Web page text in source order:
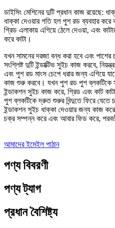
ডাইসিং মেশিনের দুটি প্রধান কাজ রয়েছে:
ধাক্কা দেওয়ার গতি হল পুশ রড ব্যবহার করে
গ্রিড এলাকায় এগিয়ে ঠেলে দেওয়া, এবং
করে কাটা।
যখন সামনের দরজা বন্ধ করা হবে এবং পাশের
সংশ্লিষ্ট দুটি ইন্ডাক্টিভ সুইচ কাজ করবে,
এবং পুশ রড মাংস চেপে ধরার জন্য এগিয়ে
কাজ শুরু করবে। যখন পুশ রড পুশ ব্লকটিকে
ইন্ডাকশন সুইচ কাজ করে, গ্রিড এবং কাট
পুশ ব্লকটিকে দ্রুত শুরুর বিন্দুতে ফিরে যেতে
ইন্ডাকশন সুইচ ধাক্কা দেওয়ার জন্য কাজ
চক্র সম্পন্ন করে এবং আবার ফিড করে,
আমাদের ইমেইল পাঠান
পণ্য বিবরণী
পণ্য ট্যাগ
প্রধান বৈশিষ্ট্য